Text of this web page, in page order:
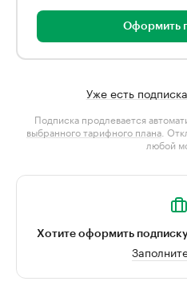
Оформить
Уже есть
Подписка продлевается
выбранного тарифного плана .
любой
Хотите оформить